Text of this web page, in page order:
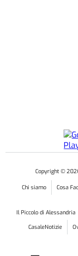
Copyright ©
Chi siamo Cosa
Il Piccolo di Alessandria
CasaleNotizie